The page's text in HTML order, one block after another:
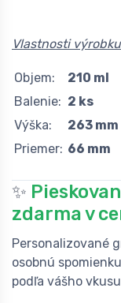
Vlastnosti
Objem:
210 ml
Balenie: 2 ks
Výška:
263 mm
Priemer: 66 mm
✨
zdarma v
Personalizované
osobnú
podľa vášho